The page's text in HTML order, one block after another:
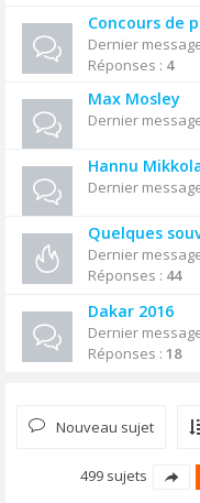
Concours de
Dernier
Réponses : 4
Max Mosley
Dernier
Hannu
Dernier
Quelques
Dernier
Réponses : 44
Dakar 2016
Dernier
Réponses : 18
Nouveau sujet
499 sujets